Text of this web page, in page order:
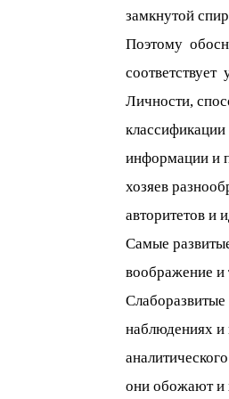
замкнутой
Поэтому
соответствует
Личности,
информации и
хозяев
авторитетов и
Самые
воображение и
наблюдениях и
они обожают и